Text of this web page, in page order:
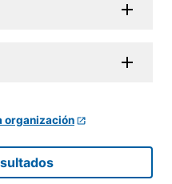
organización